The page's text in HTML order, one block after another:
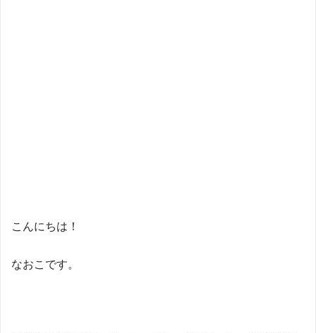
こんにちは！
なおこです。